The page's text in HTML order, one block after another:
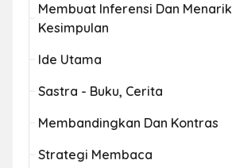
Membuat Inferensi Dan Menarik
Kesimpulan
Ide Utama
Sastra - Buku, Cerita
Membandingkan Dan Kontras
Strategi Membaca